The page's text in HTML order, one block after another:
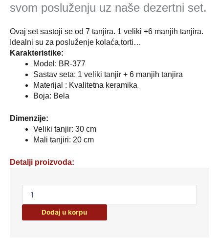
svom posluženju uz naše dezertni set.
Ovaj set sastoji se od 7 tanjira. 1 veliki +6 manjih tanjira.
Idealni su za posluženje kolaća,torti…
Karakteristike:
Model: BR-377
Sastav seta: 1 veliki tanjir + 6 manjih tanjira
Materijal : Kvalitetna keramika
Boja: Bela
Dimenzije:
Veliki tanjir: 30 cm
Mali tanjiri: 20 cm
Detalji proizvoda:
SET
30023
količina
Dodaj u korpu